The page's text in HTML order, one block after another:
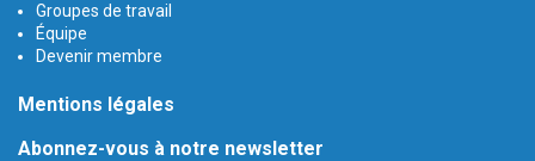
Groupes de travail
Équipe
Devenir membre
Mentions légales
Abonnez-vous à notre newsletter